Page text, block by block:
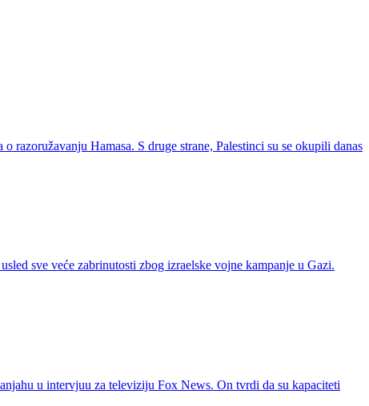
razoružavanju Hamasa. S druge strane, Palestinci su se okupili danas
sve veće zabrinutosti zbog izraelske vojne kampanje u Gazi.
u intervjuu za televiziju Fox News. On tvrdi da su kapaciteti